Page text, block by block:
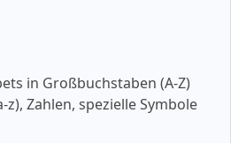
in Großbuchstaben (A-Z)
Zahlen, spezielle Symbole